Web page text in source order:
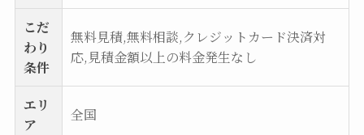
こだ
わり
条件
無料見積,無料相談,クレジットカード決済対
応,見積金額以上の料金発生なし
エリ
ア
全国